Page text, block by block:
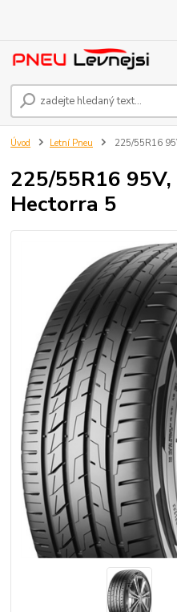
Úvod Letní Pneu 225/55R16
225/55R16
Hectorra 5